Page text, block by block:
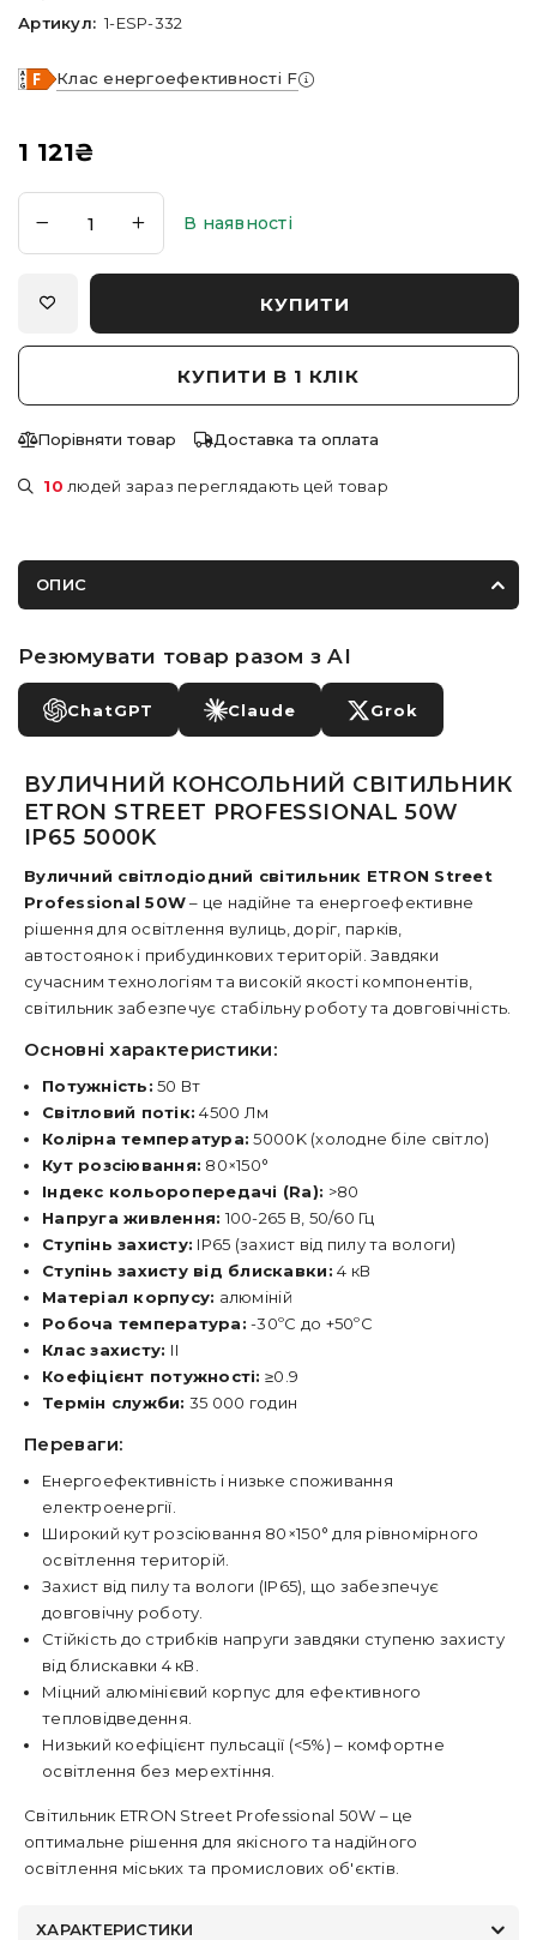
Артикул: 1-ESP-332
Клас енергоефективності F
1 121₴
В наявності
КУПИТИ
КУПИТИ В 1 КЛІК
Порівняти товар Доставка та оплата
10 людей зараз переглядають цей товар
ОПИС
Резюмувати товар разом з AI
ChatGPT Claude Grok
ВУЛИЧНИЙ КОНСОЛЬНИЙ СВІТИЛЬНИК
ETRON STREET PROFESSIONAL 50W
IP65 5000K
Вуличний світлодіодний світильник ETRON Street
Professional 50W– це надійне та енергоефективне
рішення для освітлення вулиць, доріг, парків,
автостоянок і прибудинкових територій. Завдяки
сучасним технологіям та високій якості компонентів,
світильник забезпечує стабільну роботу та довговічність.
Основні характеристики:
Потужність: 50 Вт
Світловий потік: 4500 Лм
Колірна температура: 5000K (холодне біле світло)
Кут розсіювання: 80×150°
Індекс кольоропередачі (Ra): >80
Напруга живлення: 100-265 В, 50/60 Гц
Ступінь захисту: IP65 (захист від пилу та вологи)
Ступінь захисту від блискавки: 4 кВ
Матеріал корпусу: алюміній
Робоча температура: -30ºC до +50ºC
Клас захисту: ІІ
Коефіцієнт потужності: ≥0.9
Термін служби: 35 000 годин
Переваги:
Енергоефективність і низьке споживання
електроенергії.
Широкий кут розсіювання 80×150° для рівномірного
освітлення територій.
Захист від пилу та вологи (IP65), що забезпечує
довговічну роботу.
Стійкість до стрибків напруги завдяки ступеню захисту
від блискавки 4 кВ.
Міцний алюмінієвий корпус для ефективного
тепловідведення.
Низький коефіцієнт пульсації (<5%) – комфортне
освітлення без мерехтіння.
Світильник ETRON Street Professional 50W – це
оптимальне рішення для якісного та надійного
освітлення міських та промислових об'єктів.
ХАРАКТЕРИСТИКИ